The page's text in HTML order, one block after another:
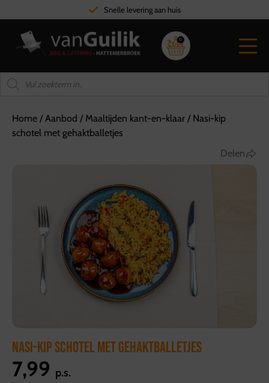
Snelle levering aan huis
0
Home /Aanbod / Maaltijden kant-en-klaar / Nasi-kip
schotel met gehaktballetjes
NASI-KIP SCHOTEL MET GEHAKTBALLETJES
Delen
7,99 p.s.